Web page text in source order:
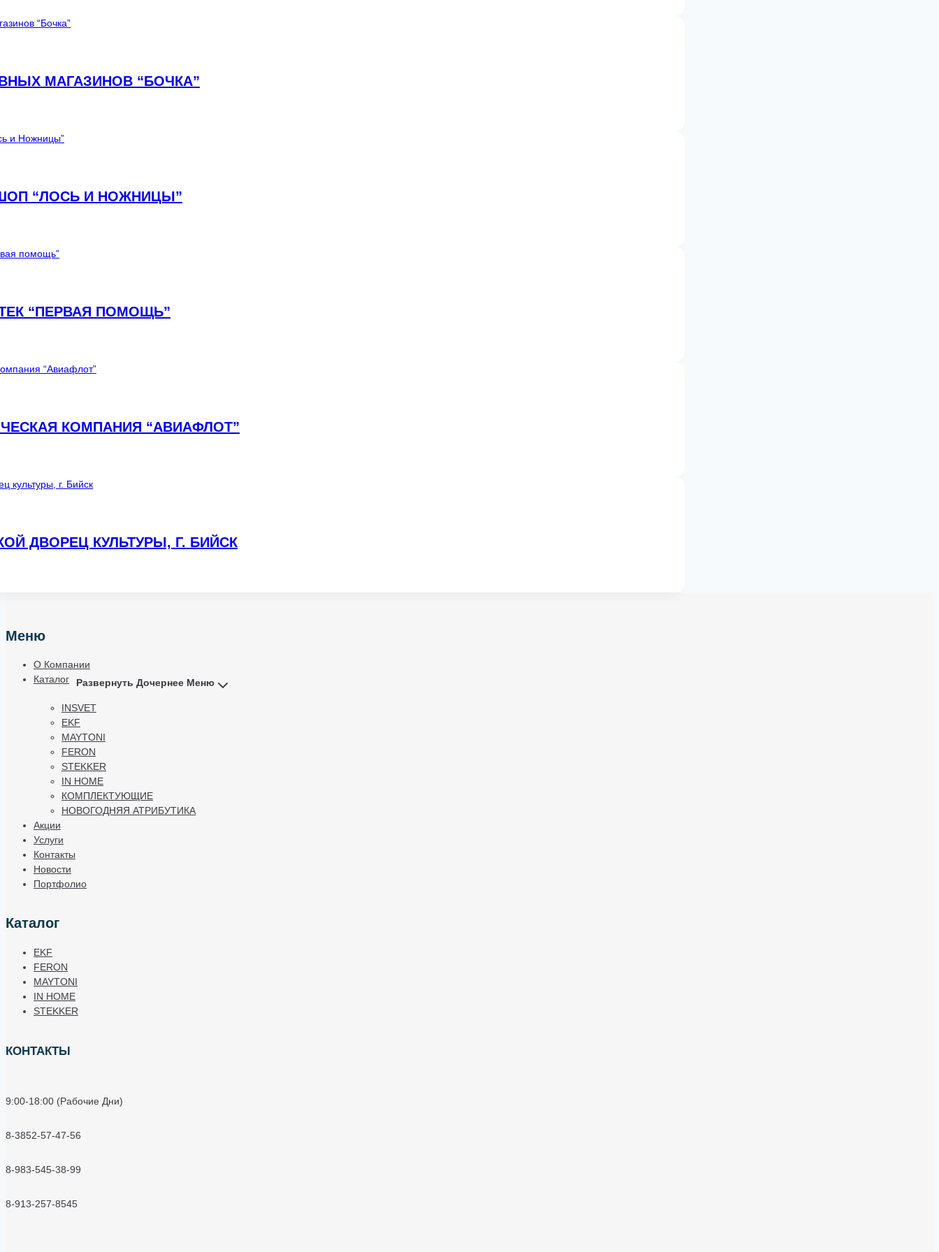
МАГАЗИНОВ “БОЧКА”
“ЛОСЬ И НОЖНИЦЫ”
“ПЕРВАЯ ПОМОЩЬ”
КОМПАНИЯ “АВИАФЛОТ”
ДВОРЕЦ КУЛЬТУРЫ, Г. БИЙСК
Меню
О Компании
Каталог
Развернуть Дочернее Меню
INSVET
EKF
MAYTONI
FERON
STEKKER
IN HOME
КОМПЛЕКТУЮЩИЕ
НОВОГОДНЯЯ АТРИБУТИКА
Акции
Услуги
Контакты
Новости
Портфолио
Каталог
EKF
FERON
MAYTONI
IN HOME
STEKKER
КОНТАКТЫ
9:00-18:00 (Рабочие Дни)
8-3852-57-47-56
8-983-545-38-99
8-913-257-8545